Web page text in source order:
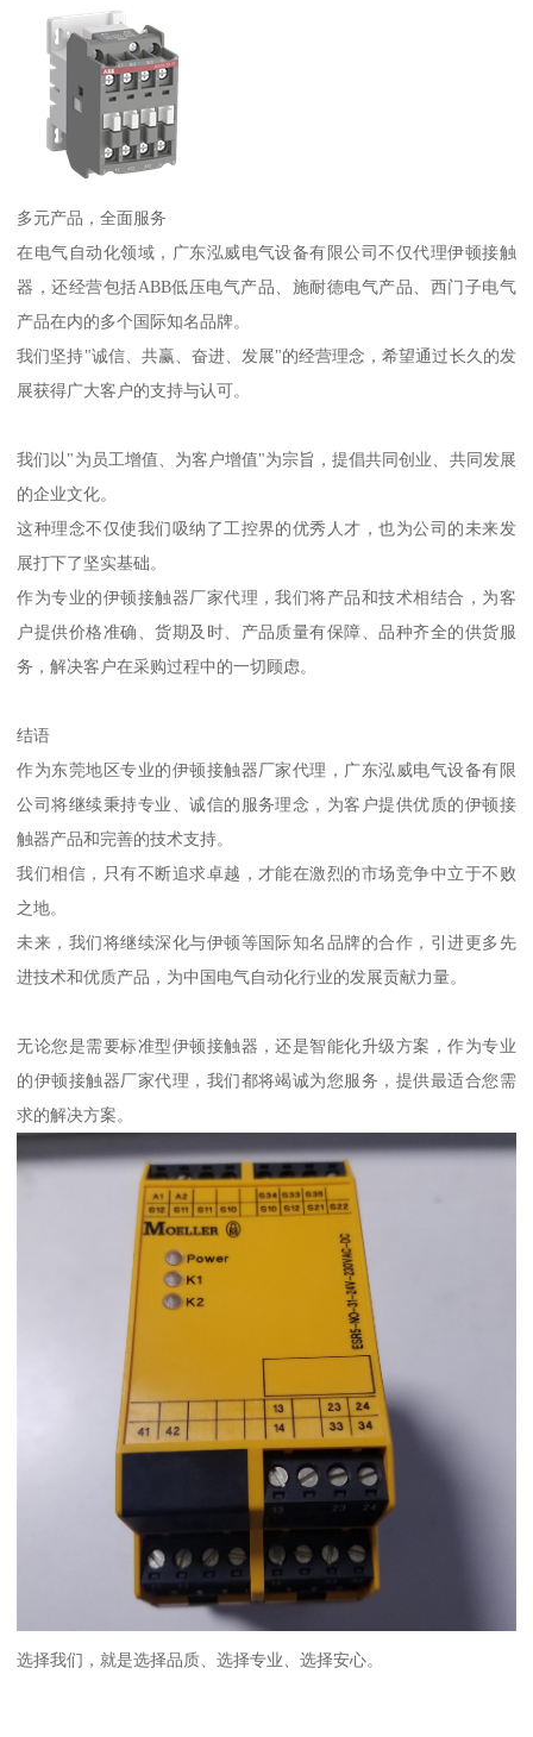
多元产品，全面服务
在电气自动化领域，广东泓威电气设备有限公司不仅代理伊顿接触
器，还经营包括ABB低压电气产品、施耐德电气产品、西门子电气
产品在内的多个国际知名品牌。
我们坚持"诚信、共赢、奋进、发展"的经营理念，希望通过长久的发
展获得广大客户的支持与认可。
我们以"为员工增值、为客户增值"为宗旨，提倡共同创业、共同发展
的企业文化。
这种理念不仅使我们吸纳了工控界的优秀人才，也为公司的未来发
展打下了坚实基础。
作为专业的伊顿接触器厂家代理，我们将产品和技术相结合，为客
户提供价格准确、货期及时、产品质量有保障、品种齐全的供货服
务，解决客户在采购过程中的一切顾虑。
结语
作为东莞地区专业的伊顿接触器厂家代理，广东泓威电气设备有限
公司将继续秉持专业、诚信的服务理念，为客户提供优质的伊顿接
触器产品和完善的技术支持。
我们相信，只有不断追求卓越，才能在激烈的市场竞争中立于不败
之地。
未来，我们将继续深化与伊顿等国际知名品牌的合作，引进更多先
进技术和优质产品，为中国电气自动化行业的发展贡献力量。
无论您是需要标准型伊顿接触器，还是智能化升级方案，作为专业
的伊顿接触器厂家代理，我们都将竭诚为您服务，提供最适合您需
求的解决方案。
选择我们，就是选择品质、选择专业、选择安心。